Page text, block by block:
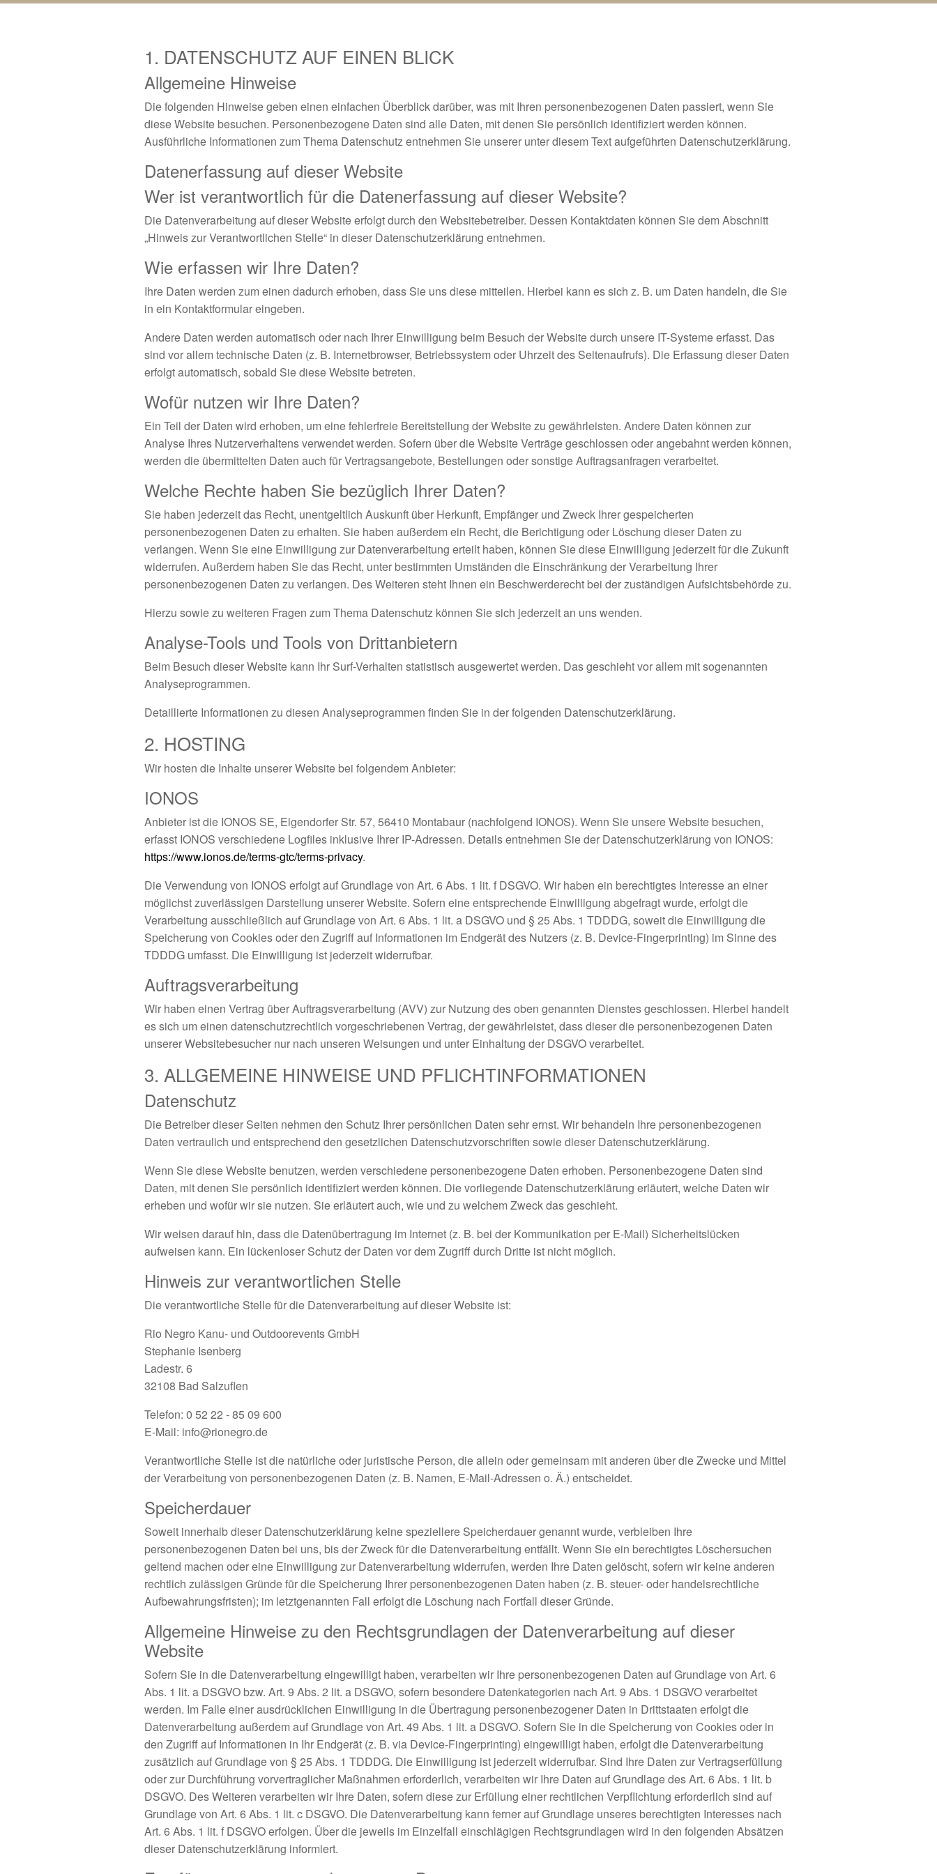
1. DATENSCHUTZ AUF EINEN BLICK
Allgemeine Hinweise
Die folgenden Hinweise geben einen einfachen Überblick darüber, was mit Ihren personenbezogenen Daten passiert, wenn Sie
diese Website besuchen. Personenbezogene Daten sind alle Daten, mit denen Sie persönlich identifiziert werden können.
Ausführliche Informationen zum Thema Datenschutz entnehmen Sie unserer unter diesem Text aufgeführten Datenschutzerklärung.
Datenerfassung auf dieser Website
Wer ist verantwortlich für die Datenerfassung auf dieser Website?
Die Datenverarbeitung auf dieser Website erfolgt durch den Websitebetreiber. Dessen Kontaktdaten können Sie dem Abschnitt
„Hinweis zur Verantwortlichen Stelle“ in dieser Datenschutzerklärung entnehmen.
Wie erfassen wir Ihre Daten?
Ihre Daten werden zum einen dadurch erhoben, dass Sie uns diese mitteilen. Hierbei kann es sich z. B. um Daten handeln, die Sie
in ein Kontaktformular eingeben.
Andere Daten werden automatisch oder nach Ihrer Einwilligung beim Besuch der Website durch unsere IT-Systeme erfasst. Das
sind vor allem technische Daten (z. B. Internetbrowser, Betriebssystem oder Uhrzeit des Seitenaufrufs). Die Erfassung dieser Daten
erfolgt automatisch, sobald Sie diese Website betreten.
Wofür nutzen wir Ihre Daten?
Ein Teil der Daten wird erhoben, um eine fehlerfreie Bereitstellung der Website zu gewährleisten. Andere Daten können zur
Analyse Ihres Nutzerverhaltens verwendet werden. Sofern über die Website Verträge geschlossen oder angebahnt werden können,
werden die übermittelten Daten auch für Vertragsangebote, Bestellungen oder sonstige Auftragsanfragen verarbeitet.
Welche Rechte haben Sie bezüglich Ihrer Daten?
Sie haben jederzeit das Recht, unentgeltlich Auskunft über Herkunft, Empfänger und Zweck Ihrer gespeicherten
personenbezogenen Daten zu erhalten. Sie haben außerdem ein Recht, die Berichtigung oder Löschung dieser Daten zu
verlangen. Wenn Sie eine Einwilligung zur Datenverarbeitung erteilt haben, können Sie diese Einwilligung jederzeit für die Zukunft
widerrufen. Außerdem haben Sie das Recht, unter bestimmten Umständen die Einschränkung der Verarbeitung Ihrer
personenbezogenen Daten zu verlangen. Des Weiteren steht Ihnen ein Beschwerderecht bei der zuständigen Aufsichtsbehörde zu.
Hierzu sowie zu weiteren Fragen zum Thema Datenschutz können Sie sich jederzeit an uns wenden.
Analyse-Tools und Tools von Dritt­anbietern
Beim Besuch dieser Website kann Ihr Surf-Verhalten statistisch ausgewertet werden. Das geschieht vor allem mit sogenannten
Analyseprogrammen.
Detaillierte Informationen zu diesen Analyseprogrammen finden Sie in der folgenden Datenschutzerklärung.
2. HOSTING
Wir hosten die Inhalte unserer Website bei folgendem Anbieter:
IONOS
Anbieter ist die IONOS SE, Elgendorfer Str. 57, 56410 Montabaur (nachfolgend IONOS). Wenn Sie unsere Website besuchen,
erfasst IONOS verschiedene Logfiles inklusive Ihrer IP-Adressen. Details entnehmen Sie der Datenschutzerklärung von IONOS:
https://www.ionos.de/terms-gtc/terms-privacy.
Die Verwendung von IONOS erfolgt auf Grundlage von Art. 6 Abs. 1 lit. f DSGVO. Wir haben ein berechtigtes Interesse an einer
möglichst zuverlässigen Darstellung unserer Website. Sofern eine entsprechende Einwilligung abgefragt wurde, erfolgt die
Verarbeitung ausschließlich auf Grundlage von Art. 6 Abs. 1 lit. a DSGVO und § 25 Abs. 1 TDDDG, soweit die Einwilligung die
Speicherung von Cookies oder den Zugriff auf Informationen im Endgerät des Nutzers (z. B. Device-Fingerprinting) im Sinne des
TDDDG umfasst. Die Einwilligung ist jederzeit widerrufbar.
Auftragsverarbeitung
Wir haben einen Vertrag über Auftragsverarbeitung (AVV) zur Nutzung des oben genannten Dienstes geschlossen. Hierbei handelt
es sich um einen datenschutzrechtlich vorgeschriebenen Vertrag, der gewährleistet, dass dieser die personenbezogenen Daten
unserer Websitebesucher nur nach unseren Weisungen und unter Einhaltung der DSGVO verarbeitet.
3. ALLGEMEINE HINWEISE UND PFLICHT­INFORMATIONEN
Datenschutz
Die Betreiber dieser Seiten nehmen den Schutz Ihrer persönlichen Daten sehr ernst. Wir behandeln Ihre personenbezogenen
Daten vertraulich und entsprechend den gesetzlichen Datenschutzvorschriften sowie dieser Datenschutzerklärung.
Wenn Sie diese Website benutzen, werden verschiedene personenbezogene Daten erhoben. Personenbezogene Daten sind
Daten, mit denen Sie persönlich identifiziert werden können. Die vorliegende Datenschutzerklärung erläutert, welche Daten wir
erheben und wofür wir sie nutzen. Sie erläutert auch, wie und zu welchem Zweck das geschieht.
Wir weisen darauf hin, dass die Datenübertragung im Internet (z. B. bei der Kommunikation per E-Mail) Sicherheitslücken
aufweisen kann. Ein lückenloser Schutz der Daten vor dem Zugriff durch Dritte ist nicht möglich.
Hinweis zur verantwortlichen Stelle
Die verantwortliche Stelle für die Datenverarbeitung auf dieser Website ist:
Rio Negro Kanu- und Outdoorevents GmbH
Stephanie Isenberg
Ladestr. 6
32108 Bad Salzuflen
Telefon: 0 52 22 - 85 09 600
E-Mail: info@rionegro.de
Verantwortliche Stelle ist die natürliche oder juristische Person, die allein oder gemeinsam mit anderen über die Zwecke und Mittel
der Verarbeitung von personenbezogenen Daten (z. B. Namen, E-Mail-Adressen o. Ä.) entscheidet.
Speicherdauer
Soweit innerhalb dieser Datenschutzerklärung keine speziellere Speicherdauer genannt wurde, verbleiben Ihre
personenbezogenen Daten bei uns, bis der Zweck für die Datenverarbeitung entfällt. Wenn Sie ein berechtigtes Löschersuchen
geltend machen oder eine Einwilligung zur Datenverarbeitung widerrufen, werden Ihre Daten gelöscht, sofern wir keine anderen
rechtlich zulässigen Gründe für die Speicherung Ihrer personenbezogenen Daten haben (z. B. steuer- oder handelsrechtliche
Aufbewahrungsfristen); im letztgenannten Fall erfolgt die Löschung nach Fortfall dieser Gründe.
Allgemeine Hinweise zu den Rechtsgrundlagen der Datenverarbeitung auf dieser
Website
Sofern Sie in die Datenverarbeitung eingewilligt haben, verarbeiten wir Ihre personenbezogenen Daten auf Grundlage von Art. 6
Abs. 1 lit. a DSGVO bzw. Art. 9 Abs. 2 lit. a DSGVO, sofern besondere Datenkategorien nach Art. 9 Abs. 1 DSGVO verarbeitet
werden. Im Falle einer ausdrücklichen Einwilligung in die Übertragung personenbezogener Daten in Drittstaaten erfolgt die
Datenverarbeitung außerdem auf Grundlage von Art. 49 Abs. 1 lit. a DSGVO. Sofern Sie in die Speicherung von Cookies oder in
den Zugriff auf Informationen in Ihr Endgerät (z. B. via Device-Fingerprinting) eingewilligt haben, erfolgt die Datenverarbeitung
zusätzlich auf Grundlage von § 25 Abs. 1 TDDDG. Die Einwilligung ist jederzeit widerrufbar. Sind Ihre Daten zur Vertragserfüllung
oder zur Durchführung vorvertraglicher Maßnahmen erforderlich, verarbeiten wir Ihre Daten auf Grundlage des Art. 6 Abs. 1 lit. b
DSGVO. Des Weiteren verarbeiten wir Ihre Daten, sofern diese zur Erfüllung einer rechtlichen Verpflichtung erforderlich sind auf
Grundlage von Art. 6 Abs. 1 lit. c DSGVO. Die Datenverarbeitung kann ferner auf Grundlage unseres berechtigten Interesses nach
Art. 6 Abs. 1 lit. f DSGVO erfolgen. Über die jeweils im Einzelfall einschlägigen Rechtsgrundlagen wird in den folgenden Absätzen
dieser Datenschutzerklärung informiert.